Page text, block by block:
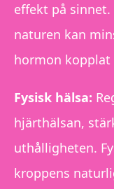
effekt på
naturen kan
hormon
Fysisk hälsa:
hjärthälsan,
uthålligheten.
kroppens